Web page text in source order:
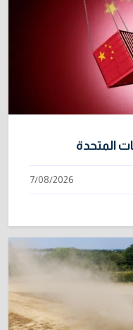
المتحدة
7/08/2026